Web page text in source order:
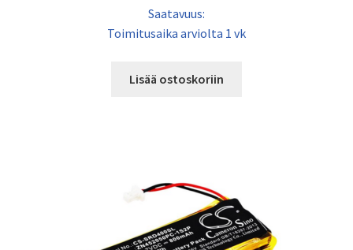
Saatavuus:
Toimitusaika arviolta 1 vk
Lisää ostoskoriin